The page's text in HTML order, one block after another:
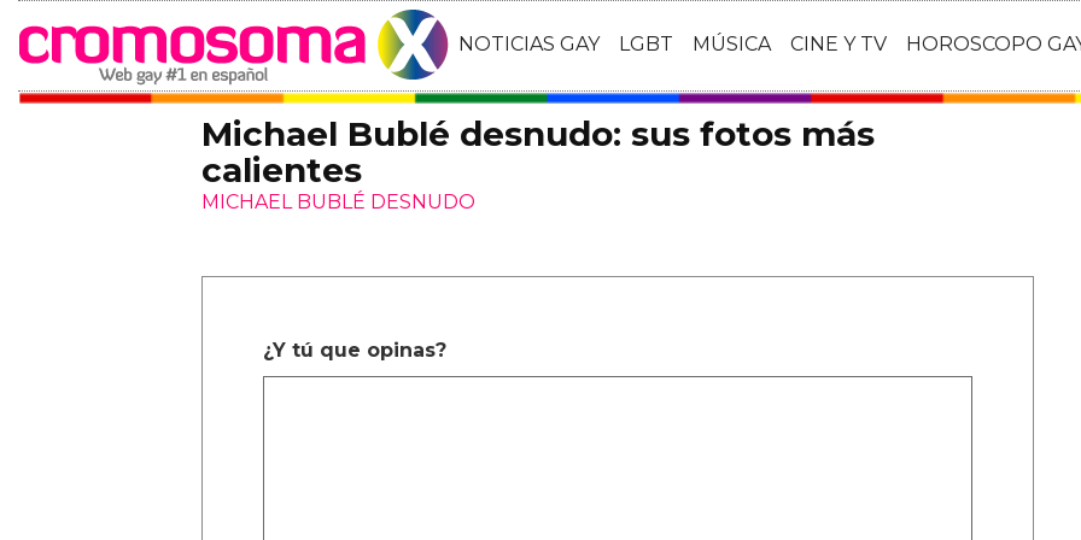
NOTICIAS GAY LGBT MÚSICA CINE Y TV HOROSCOPO
Michael Bublé desnudo: sus fotos más
calientes
MICHAEL BUBLÉ DESNUDO
¿Y tú que opinas?